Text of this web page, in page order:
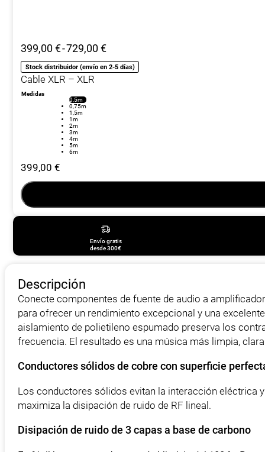
399,00€-729,00€Rango
de
precios:
Stock distribuidor (envío en 2-5 días)
Cable XLR – XLR
Medidas
0,5m
0,75m
1,5m
1m
2m
3m
4m
5m
6m
399,00€
Envío gratis
desde 300€
Descripción
Conecte componentes de fuente de audio a
para ofrecer un rendimiento excepcional y una
aislamiento de polietileno espumado preserva los
frecuencia. El resultado es una música más limpia,
Conductores sólidos de cobre con superficie
Los conductores sólidos evitan la interacción eléctrica
maximiza la disipación de ruido de RF lineal.
Disipación de ruido de 3 capas a base de carbono